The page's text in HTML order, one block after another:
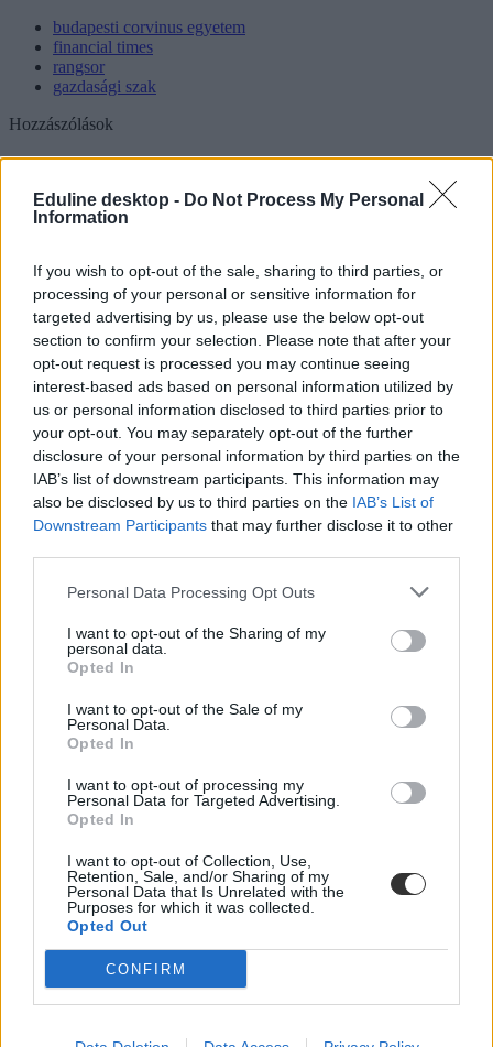
Eduline desktop - Do Not Process My Personal
Information
If you wish to opt-out of the sale, sharing to third parties, or
processing of your personal or sensitive information for
targeted advertising by us, please use the below opt-out
section to confirm your selection. Please note that after your
opt-out request is processed you may continue seeing
interest-based ads based on personal information utilized by
us or personal information disclosed to third parties prior to
your opt-out. You may separately opt-out of the further
disclosure of your personal information by third parties on the
IAB’s list of downstream participants. This information may
also be disclosed by us to third parties on the IAB’s List of
Downstream Participants that may further disclose it to other
Personal Data Processing Opt Outs
I want to opt-out of the Sharing of my
personal data.
Opted In
I want to opt-out of the Sale of my
Personal Data.
Opted In
I want to opt-out of processing my
Personal Data for Targeted Advertising.
Opted In
I want to opt-out of Collection, Use,
Retention, Sale, and/or Sharing of my
Personal Data that Is Unrelated with the
Purposes for which it was collected.
Opted Out
CONFIRM
budapesti corvinus egyetem
financial times
rangsor
gazdasági szak
Hozzászólások
Hana György: „Méltóságot, tekintélyt kell adni az
oktatásról szóló közbeszédnek”
Az új kormány az elődökétől merőben eltérő kommunikációs
stratégiával kezdte meg működését. Az egyes minisztériumok
szintjére kiterjesztett hiperaktivitás érezhetően felszabadulást,
optimizmust ébresztett és éltet. Különösen az olyan, korábban porig
alázott ágazatban, mint az oktatás. Ám pontosan ez a lendület az,
ami egy újabb megkerülhetetlen kihívást is előtérbe rántott: az
érdemi társadalmi egyeztetés ígéretének beváltását, vagy más szóval
„kényszerét”. Ennek, az amúgy pozitív stressznek a kezeléséhez
Közoktatás
Dolgoznának az egyetem mellett, mégsem
levelezős hallgatót érinthet a szabály
„Szinte bárhol voltam állásinterjún, mikor megtudták, hogy levelező
tagozatos hallgató vagyok, egyből húzni kezdték a szájukat” –
számolt be tapasztalatairól az Eduline-nak egy egyetemista. Példája
azonban korántsem egyedi: több levelezős hallgató számolt be
Campus life
Kovács Dóri
Eltörölnék a 45 perces iskola-előkészítőt, újra az
óvodák dönthetnének az iskolaérettségről
Megszűnhet a 45 perces iskola-előkészítő foglalkozás, újra az
átalakulhat. Többek között ezeket a változtatásokat javasolta az